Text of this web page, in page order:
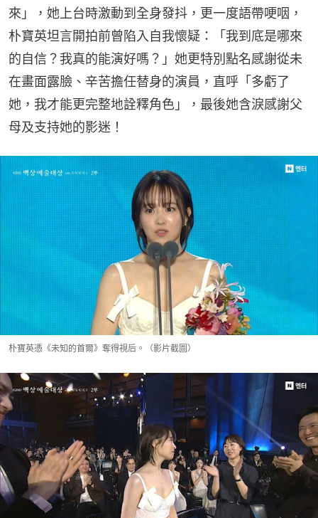
來」，她上台時激動到全身發抖，更一度語帶哽咽，
朴寶英坦言開拍前曾陷入自我懷疑：「我到底是哪來
的自信？我真的能演好嗎？」她更特別點名感謝從未
在畫面露臉、辛苦擔任替身的演員，直呼「多虧了
她，我才能更完整地詮釋角色」，最後她含淚感謝父
母及支持她的影迷！
朴寶英憑《未知的首爾》奪得視后。（影片截圖）